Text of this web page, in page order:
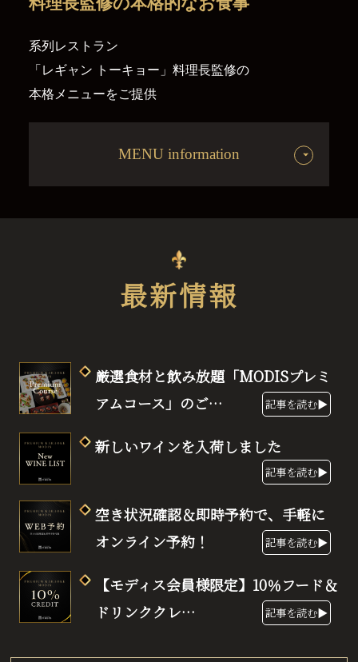
系列レストラン
「レギャン トーキョー」料理長監修の
本格メニューをご提供
MENU information
最新情報
厳選食材と飲み放題「MODISプレミ
アムコース」のご…
記事を読む▶
新しいワインを入荷しました
記事を読む▶
空き状況確認＆即時予約で、手軽に
オンライン予約！
記事を読む▶
【モディス会員様限定】10％フード＆
ドリンククレ…
記事を読む▶